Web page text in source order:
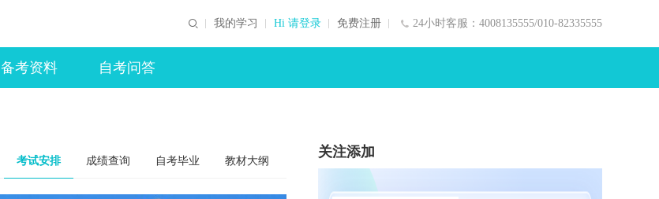
24小时客服：4008135555/010-82335555
我的学习 Hi 请登录 免费注册
备考资料 自考问答
考试安排 成绩查询 自考毕业 教材大纲
关注添加